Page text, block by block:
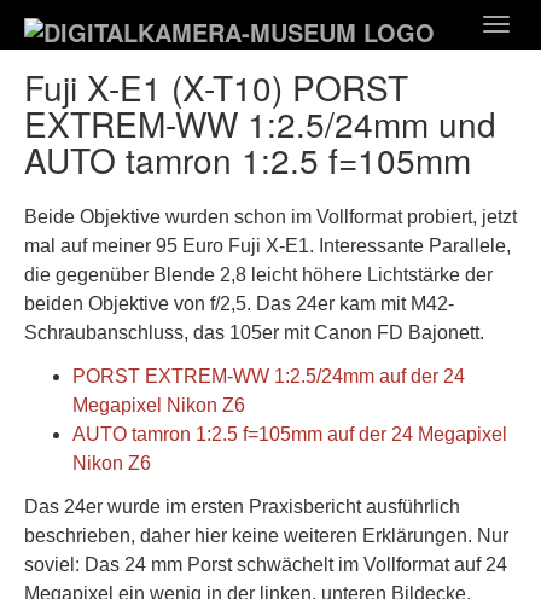
Hauptinhalt
Fuji X-E1 (X-T10) PORST
EXTREM-WW 1:2.5/24mm und
AUTO tamron 1:2.5 f=105mm
Beide Objektive wurden schon im Vollformat probiert, jetzt
mal auf meiner 95 Euro Fuji X-E1. Interessante Parallele,
die gegenüber Blende 2,8 leicht höhere Lichtstärke der
beiden Objektive von f/2,5. Das 24er kam mit M42-
Schraubanschluss, das 105er mit Canon FD Bajonett.
PORST EXTREM-WW 1:2.5/24mm auf der 24
Megapixel Nikon Z6
AUTO tamron 1:2.5 f=105mm auf der 24 Megapixel
Nikon Z6
Das 24er wurde im ersten Praxisbericht ausführlich
beschrieben, daher hier keine weiteren Erklärungen. Nur
soviel: Das 24 mm Porst schwächelt im Vollformat auf 24
Megapixel ein wenig in der linken, unteren Bildecke.